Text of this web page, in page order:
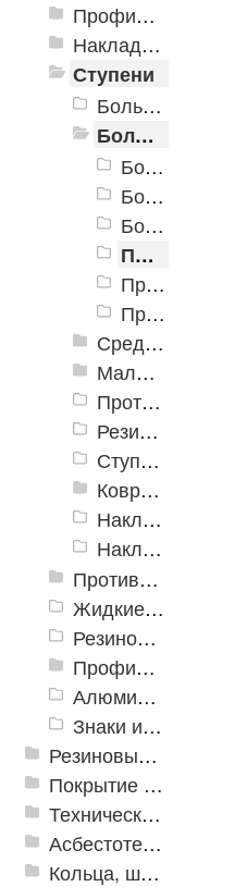
Профили алюминиевые с резиновой вставкой
Накладки противоскользящие резиновые
Ступени
Большая проступь (Классика)
Большая облегченная проступь
Большая облегченная проступь 1000x305x71
Большая облегченная проступь 1420x300x25
Большая облегченная проступь 750x305x71
Проступь "Светофор"
Проступь большая (облегченная) 1200х300х30 полоска
Проступь большая облегченная 1200х317х31 монетка
Средняя проступь
Малая облегченная проступь
Противоскользящая накладка на ступень "Ледокол"
Резиновая накладная проступь «Домино»
Ступеньки ажурные
Ковровые коврики на ступеньки
Накладка на ступень «Барьер 16» 300x900x16 мм. ±5%
Накладка на ступень «Пласт-Анти 15» 300x900x16 мм. ±5%
Противоскользящие ленты
Жидкие противоскользящие средства
Резиновый профиль с алюминиевой вставкой «NoSlip»
Профили закладные
Алюминиевый профиль для ленты
Знаки из полистирола для разметки пола
Резиновые и ПВХ дорожки
Покрытие из резиновой крошки
Техническая резина
Асбестотехнические и теплоизоляционные материалы
Кольца, шайбы, манжеты